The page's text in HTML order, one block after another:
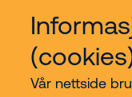
Vår nettside